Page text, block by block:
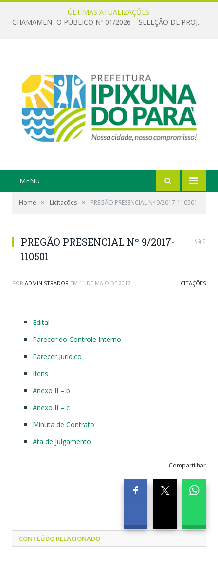
ÚLTIMAS ATUALIZAÇÕES:
CHAMAMENTO PÚBLICO Nº 01/2026 – SELEÇÃO DE PROJETOS PARA FIRMAR TERMO DE EXECUÇÃO CULTURAL COM RECURSOS DA POLÍTICA NACIONAL ALDIR BLANC DE FOMENTO À CULTURA – PNAB (LEI Nº 14.399/2022)
MENU
Home » Licitações » PREGÃO PRESENCIAL Nº 9/2017-110501
PREGÃO PRESENCIAL Nº 9/2017-
110501
0
POR ADMINISTRADOR EM 11 DE MAIO DE 2017 LICITAÇÕES
Edital
Parecer do Controle Interno
Parecer Jurídico
Itens
Anexo II – b
Anexo II – c
Minuta de Contrato
Ata de Julgamento
Compartilhar
CONTEÚDO RELACIONADO